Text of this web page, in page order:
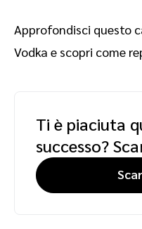
Approfondisci questo
Vodka e scopri come
Ti è piaciuta
successo?